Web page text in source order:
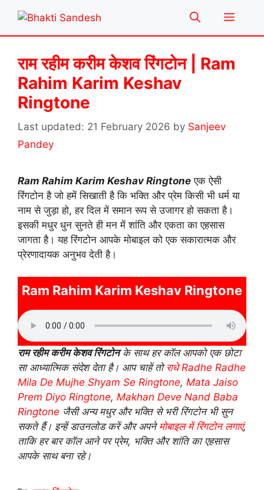
content
Menu
राम रहीम करीम केशव रिंगटोन | Ram
Rahim Karim Keshav
Ringtone
21 February 2026 by Sanjeev
Pandey
Ram Rahim Karim Keshav Ringtone एक ऐसी
रिंगटोन है जो हमें सिखाती है कि भक्ति और प्रेम किसी भी धर्म या
नाम से जुड़ा हो, हर दिल में समान रूप से उजागर हो सकता है।
इसकी मधुर धुन सुनते ही मन में शांति और एकता का एहसास
जागता है। यह रिंगटोन आपके मोबाइल को एक सकारात्मक और
प्रेरणादायक अनुभव देती है।
Ram Rahim Karim Keshav Ringtone
राम रहीम करीम केशव रिंगटोनके साथ हर कॉल आपको एक छोटा
सा आध्यात्मिक संदेश देता है। आप चाहें तो राधे Radhe Radhe
Mila De Mujhe Shyam Se Ringtone, Mata Jaiso
Prem Diyo Ringtone, Makhan Deve Nand Baba
Ringtone जैसी अन्य मधुर और भक्ति से भरी रिंगटोन भी सुन
सकते हैं। इन्हें डाउनलोड करें और अपनेमोबाइल में रिंगटोन लगाएं,
ताकि हर बार कॉल आने पर प्रेम, भक्ति और शांति का एहसास
आपके साथ बना रहे।